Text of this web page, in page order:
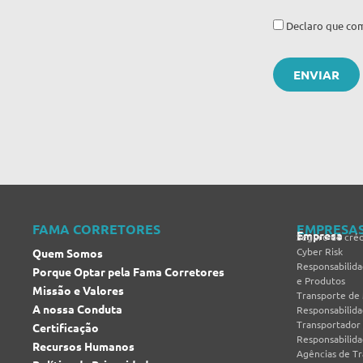
Declaro que
FAMA CORRETORES
Quem Somos
Porque Optar pela Fama Corretores
Missão e Valores
A nossa Conduta
Certificação
Recursos Humanos
Empresa
Seguro de
Cyber Risk
e Produtos
Transporte de
Transportador
Agências de